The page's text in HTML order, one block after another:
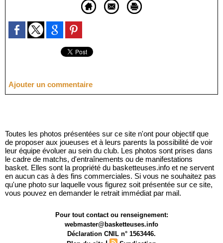
Ajouter un commentaire
Toutes les photos présentées sur ce site n'ont pour objectif que
de proposer aux joueuses et à leurs parents la possibilité de voir
leur équipe évoluer au sein du club. Les photos sont prises dans
le cadre de matchs, d'entraînements ou de manifestations
basket. Elles sont la propriété du basketteuses.info et ne servent
en aucun cas à des fins commerciales. Si vous ne souhaitez pas
qu'une photo sur laquelle vous figurez soit présentée sur ce site,
vous pouvez en demander le retrait immédiat par mail.
Pour tout contact ou renseignement:
webmaster@basketteuses.info
Déclaration CNIL n° 1563446.